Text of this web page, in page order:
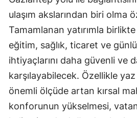
ulaşım akslarından biri olma
Tamamlanan yatırımla
eğitim, sağlık, ticaret ve
ihtiyaçlarını daha güvenli ve
karşılayabilecek. Özellikle
önemli ölçüde artan kırsal
konforunun yükselmesi,